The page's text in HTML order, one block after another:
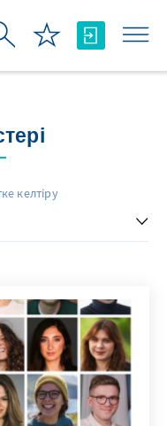
келтіру